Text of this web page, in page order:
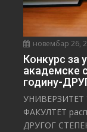
новембар 26,
Конкурс за
академске
годину-
ФАКУЛТЕТ
ДРУГОГ